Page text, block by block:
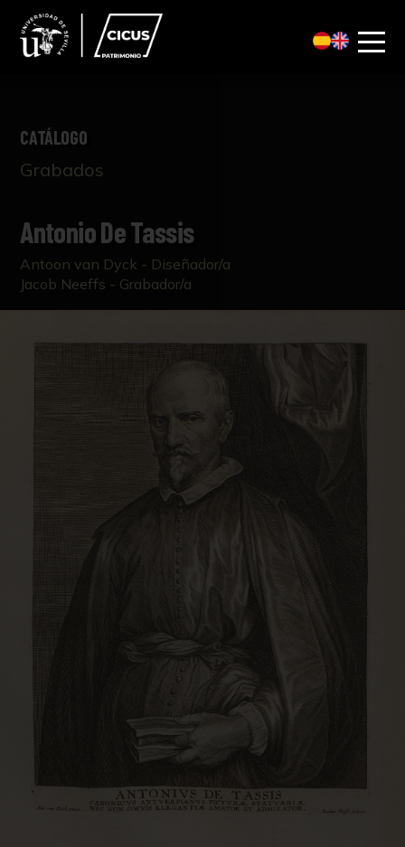
CATÁLOGO
Grabados
Antonio De Tassis
Antoon van Dyck - Diseñador/a
Jacob Neeffs - Grabador/a